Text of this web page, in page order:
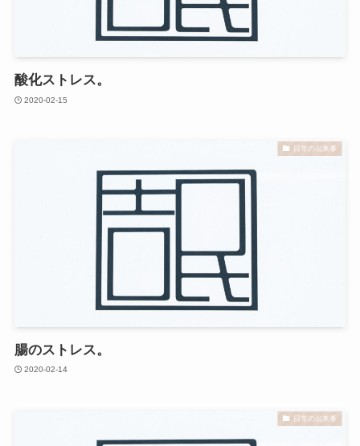
酸化ストレス。
2020-02-15
日常の出来事
腸のストレス。
2020-02-14
日常の出来事